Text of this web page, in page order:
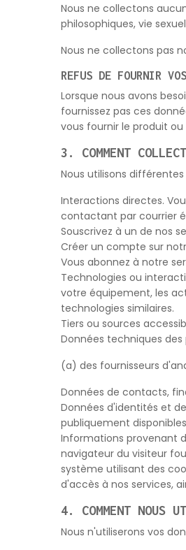
Nous ne collectons
philosophiques, vie
Nous ne collectons pas
REFUS DE FOURNIR
Lorsque nous avons
fournissez pas ces
vous fournir le produit
3. COMMENT
Nous utilisons
Interactions directes.
contactant par courrier
Souscrivez à un de nos
Créer un compte sur
Vous abonnez à notre
Technologies ou
votre équipement, les
technologies similaires.
Tiers ou sources
Données techniques des
(a) des fournisseurs
Données de contacts,
Données d'identités et
publiquement
Informations provenant
navigateur du visiteur
système utilisant des
d'accès à nos services,
4. COMMENT NOUS
Nous n'utiliserons vos